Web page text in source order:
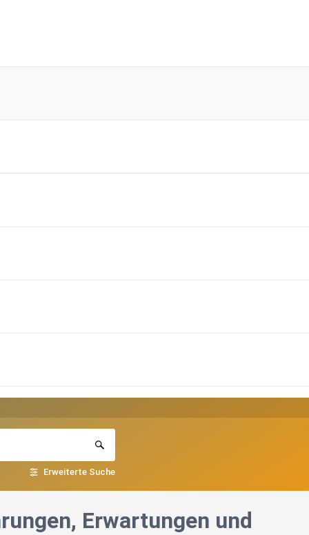
Erweiterte Suche
Erwartungen und